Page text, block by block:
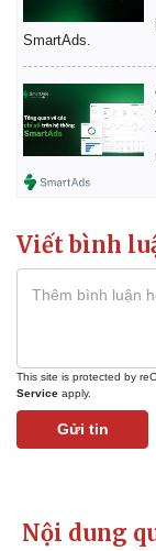
SmartAds.
Viết bình
This site is protected by
Service apply.
Gửi tin